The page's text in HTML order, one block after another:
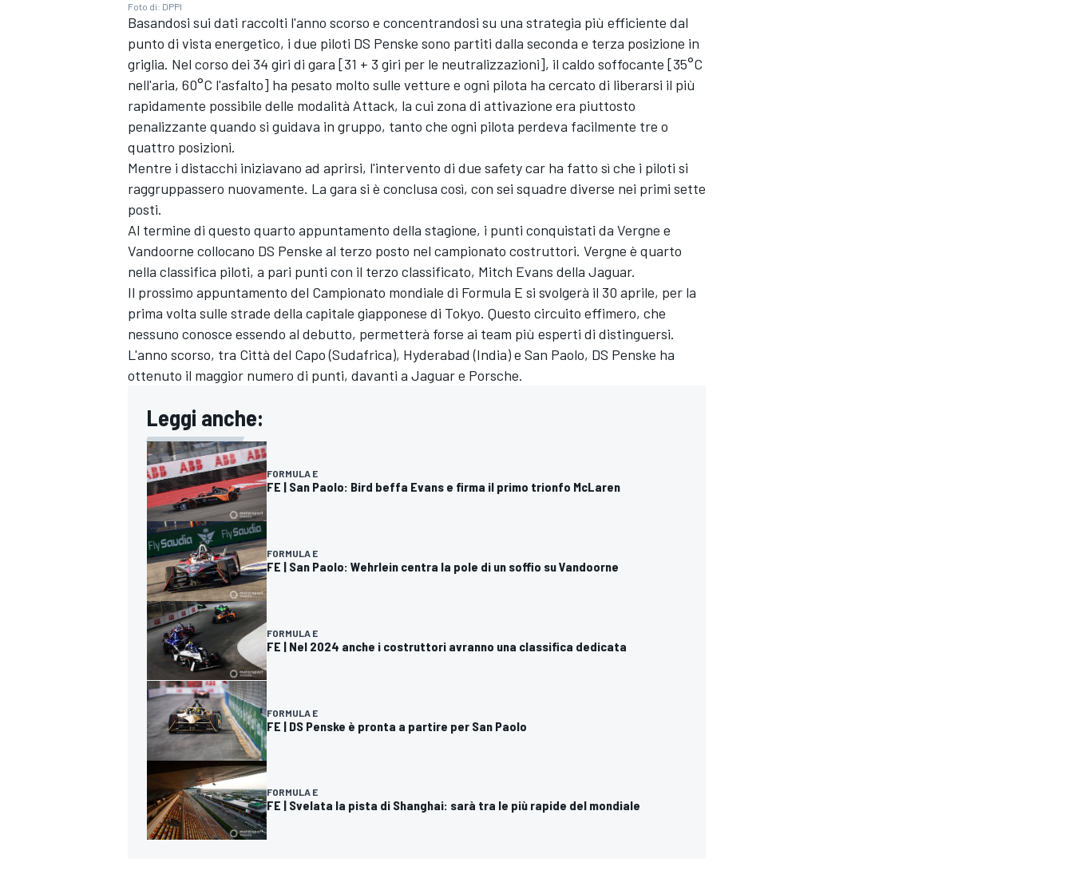
MONOMARCA
RALLY
Foto di: DPPI
Basandosi sui dati raccolti l'anno scorso e concentrandosi su una strategia più efficiente dal
punto di vista energetico, i due piloti DS Penske sono partiti dalla seconda e terza posizione in
griglia. Nel corso dei 34 giri di gara [31 + 3 giri per le neutralizzazioni], il caldo soffocante [35°C
nell'aria, 60°C l'asfalto] ha pesato molto sulle vetture e ogni pilota ha cercato di liberarsi il più
rapidamente possibile delle modalità Attack, la cui zona di attivazione era piuttosto
penalizzante quando si guidava in gruppo, tanto che ogni pilota perdeva facilmente tre o
quattro posizioni.
Mentre i distacchi iniziavano ad aprirsi, l'intervento di due safety car ha fatto sì che i piloti si
raggruppassero nuovamente. La gara si è conclusa così, con sei squadre diverse nei primi sette
posti.
Al termine di questo quarto appuntamento della stagione, i punti conquistati da Vergne e
Vandoorne collocano DS Penske al terzo posto nel campionato costruttori. Vergne è quarto
nella classifica piloti, a pari punti con il terzo classificato, Mitch Evans della Jaguar.
Il prossimo appuntamento del Campionato mondiale di Formula E si svolgerà il 30 aprile, per la
prima volta sulle strade della capitale giapponese di Tokyo. Questo circuito effimero, che
nessuno conosce essendo al debutto, permetterà forse ai team più esperti di distinguersi.
L'anno scorso, tra Città del Capo (Sudafrica), Hyderabad (India) e San Paolo, DS Penske ha
ottenuto il maggior numero di punti, davanti a Jaguar e Porsche.
Leggi anche:
FORMULA E
FE | San Paolo: Bird beffa Evans e firma il primo trionfo McLaren
FORMULA E
FE | San Paolo: Wehrlein centra la pole di un soffio su Vandoorne
FORMULA E
FE | Nel 2024 anche i costruttori avranno una classifica dedicata
FORMULA E
FE | DS Penske è pronta a partire per San Paolo
FORMULA E
FE | Svelata la pista di Shanghai: sarà tra le più rapide del mondiale